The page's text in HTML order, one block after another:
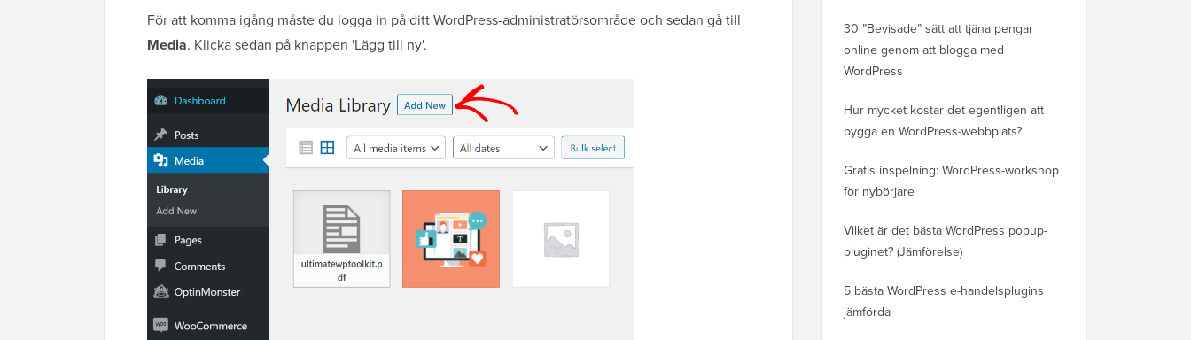
För att komma igång måste du logga in på ditt WordPress-administratörsområde och sedan gå till
Media. Klicka sedan på knappen 'Lägg till ny'.
30 ”Bevisade” sätt att tjäna pengar
online genom att blogga med
WordPress
Hur mycket kostar det egentligen att
bygga en WordPress-webbplats?
Gratis inspelning: WordPress-workshop
för nybörjare
Vilket är det bästa WordPress popup-
pluginet? (Jämförelse)
5 bästa WordPress e-handelsplugins
jämförda